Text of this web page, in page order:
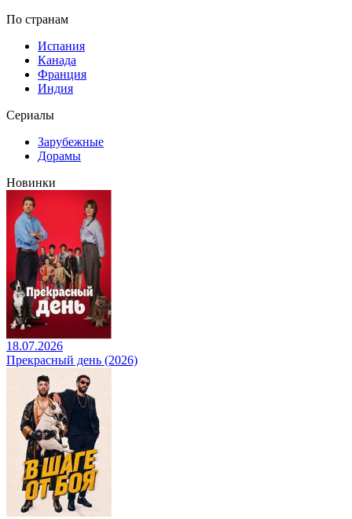
По странам
Испания
Канада
Франция
Индия
Сериалы
Зарубежные
Дорамы
Новинки
18.07.2026
Прекрасный день (2026)